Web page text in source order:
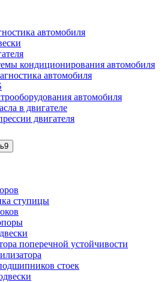
автомобиля
кондиционирования автомобиля
автомобиля
автомобиля
в двигателе
двигателя
9
ступицы
поперечной устойчивости
стоек